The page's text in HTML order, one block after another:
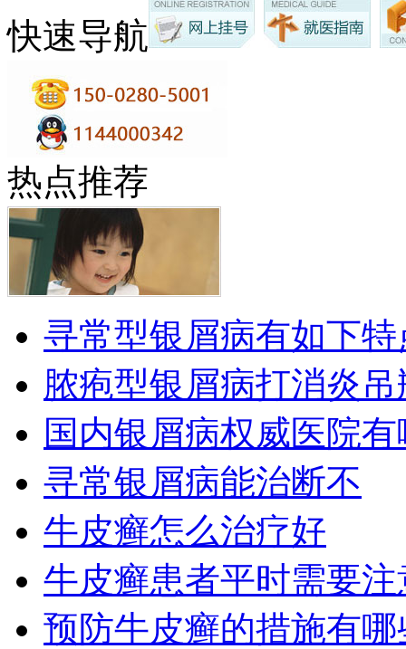
快速导航
热点推荐
寻常型银屑病有如下特
脓疱型银屑病打消炎
国内银屑病权威医院
寻常银屑病能治断不
牛皮癣怎么治疗好
牛皮癣患者平时需要注
预防牛皮癣的措施有哪